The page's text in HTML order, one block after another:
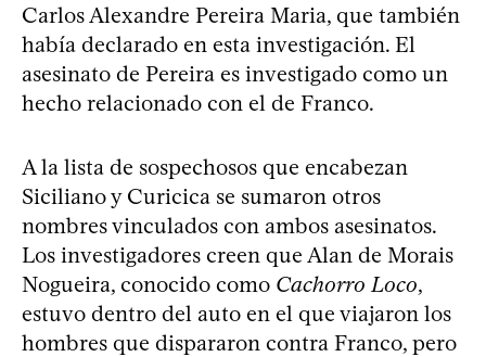
Carlos Alexandre Pereira Maria, que también
había declarado en esta investigación. El
asesinato de Pereira es investigado como un
hecho relacionado con el de Franco.
A la lista de sospechosos que encabezan
Siciliano y Curicica se sumaron otros
nombres vinculados con ambos asesinatos.
Los investigadores creen que Alan de Morais
Nogueira, conocido como Cachorro Loco,
estuvo dentro del auto en el que viajaron los
hombres que dispararon contra Franco, pero